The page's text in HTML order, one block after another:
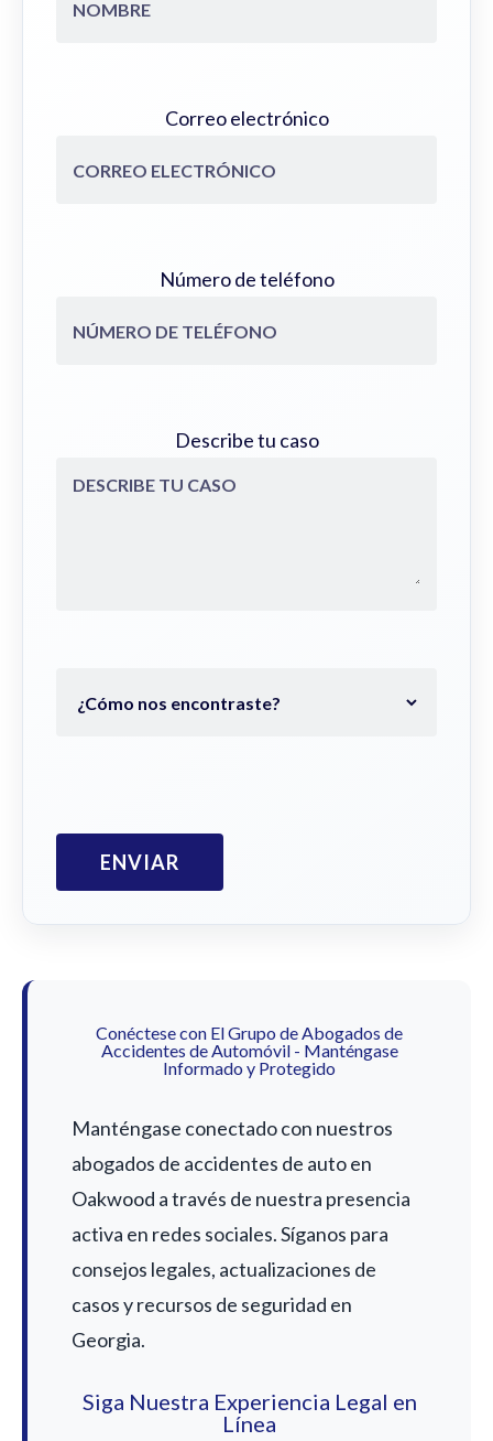
Correo electrónico
Número de teléfono
Describe tu caso
Conéctese con El Grupo de Abogados de
Accidentes de Automóvil - Manténgase
Informado y Protegido
Manténgase conectado con nuestros
abogados de accidentes de auto en
Oakwood a través de nuestra presencia
activa en redes sociales. Síganos para
consejos legales, actualizaciones de
casos y recursos de seguridad en
Georgia.
Siga Nuestra Experiencia Legal en
Línea